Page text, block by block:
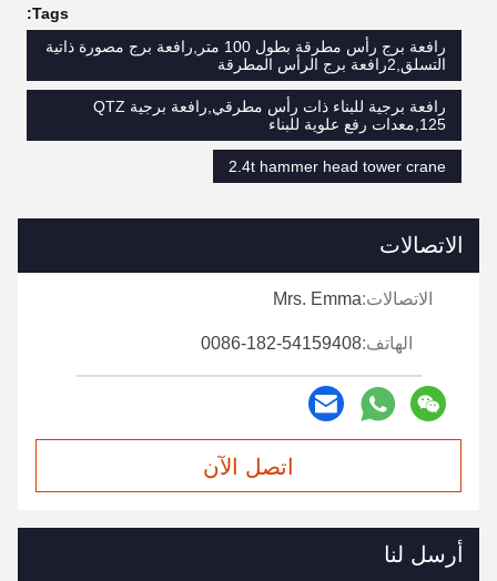
Tags:
رافعة برج رأس مطرقة بطول 100 متر,رافعة برج مصورة ذاتية
التسلق,2رافعة برج الرأس المطرقة
رافعة برجية للبناء ذات رأس مطرقي,رافعة برجية QTZ
125,معدات رفع علوية للبناء
2.4t hammer head tower crane
الاتصالات
الاتصالات:Mrs. Emma
الهاتف:0086-182-54159408
اتصل الآن
أرسل لنا